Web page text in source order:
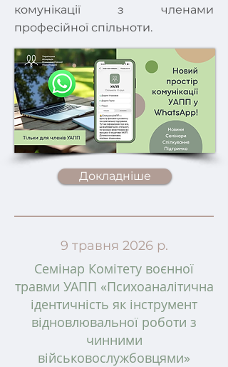
комунікації з членами
професійної спільноти.
Докладніше
9 травня 2026 р.
Семінар Комітету воєнної
травми УАПП «Психоаналітична
ідентичність як інструмент
відновлювальної роботи з
чинними
військовослужбовцями»